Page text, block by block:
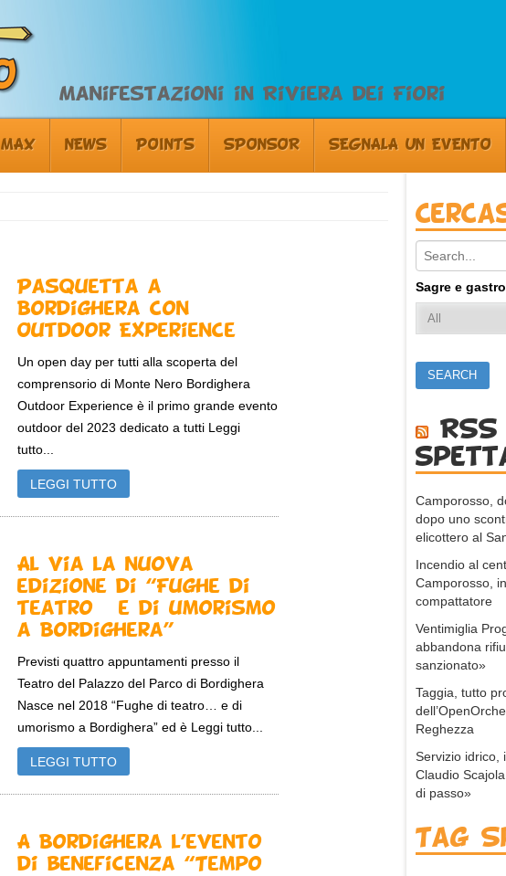
Manifestazioni in Riviera dei Fiori
MAX NEWS POINTS SPONSOR SEGNALA UN EVENTO
Pasquetta a
Bordighera con
Outdoor Experience
Un open day per tutti alla scoperta del
comprensorio di Monte Nero Bordighera
Outdoor Experience è il primo grande evento
outdoor del 2023 dedicato a tutti Leggi
tutto...
LEGGI TUTTO
Al via la nuova
edizione di “Fughe di
teatro… e di umorismo
a Bordighera”
Previsti quattro appuntamenti presso il
Teatro del Palazzo del Parco di Bordighera
Nasce nel 2018 “Fughe di teatro… e di
umorismo a Bordighera” ed è Leggi tutto...
LEGGI TUTTO
A Bordighera l’evento
di beneficenza “Tempo
Search:
Sagre e
Camporosso,
dopo uno
elicottero al
Incendio al
Camporosso,
compattatore
Ventimiglia
abbandona
sanzionato»
Taggia, tutto
Reghezza
Servizio idrico,
Claudio
di passo»
Tag